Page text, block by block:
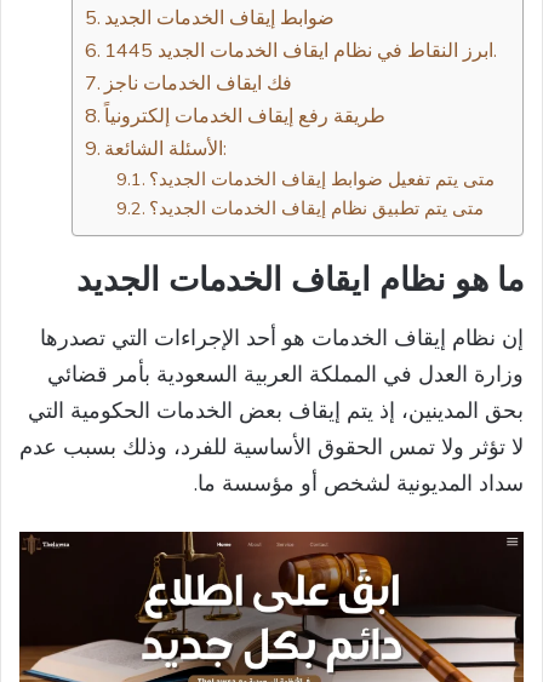
ضوابط إيقاف الخدمات الجديد
ابرز النقاط في نظام ايقاف الخدمات الجديد 1445.
فك ايقاف الخدمات ناجز
طريقة رفع إيقاف الخدمات إلكترونياً
الأسئلة الشائعة:
متى يتم تفعيل ضوابط إيقاف الخدمات الجديد؟
متى يتم تطبيق نظام إيقاف الخدمات الجديد؟
ما هو نظام ايقاف الخدمات الجديد
إن نظام إيقاف الخدمات هو أحد الإجراءات التي تصدرها
وزارة العدل في المملكة العربية السعودية بأمر قضائي
بحق المدينين، إذ يتم إيقاف بعض الخدمات الحكومية التي
لا تؤثر ولا تمس الحقوق الأساسية للفرد، وذلك بسبب عدم
سداد المديونية لشخص أو مؤسسة ما.